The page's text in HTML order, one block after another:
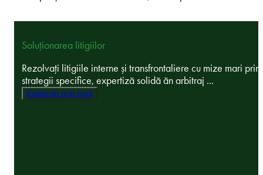
Soluționarea litigiilor
Rezolvați litigiile interne și transfrontaliere cu mize mari prin
strategii specifice, expertiză solidă ăn arbitraj ...
Explorați mai mult